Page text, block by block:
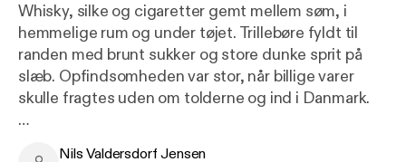
Whisky, silke og cigaretter gemt mellem søm, i
hemmelige rum og under tøjet. Trillebøre fyldt til
randen med brunt sukker og store dunke sprit på
slæb. Opfindsomheden var stor, når billige varer
skulle fragtes uden om tolderne og ind i Danmark.
Nils Valdersdorf Jensen